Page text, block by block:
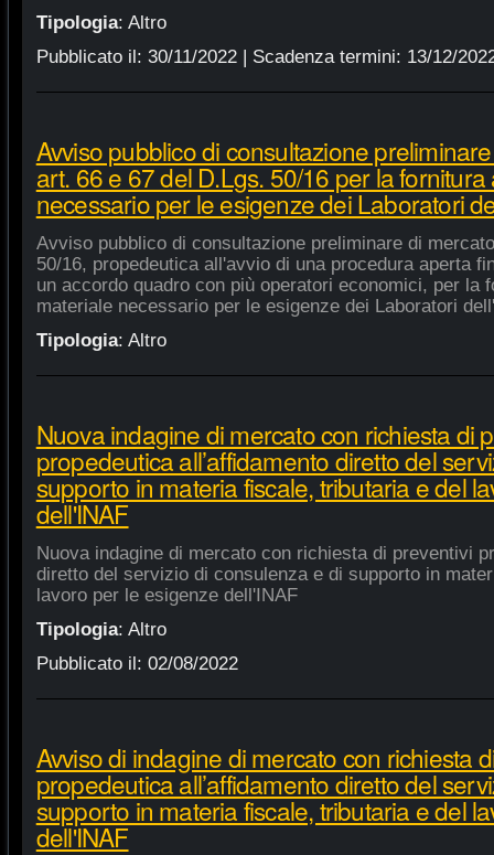
Tipologia: Altro
Pubblicato il: 30/11/2022| Scadenza termini: 13/12/
Avviso pubblico di consultazione
art. 66 e 67 del D.Lgs. 50/16 per la
necessario per le esigenze dei Laboratori
Avviso pubblico di consultazione preliminare di
50/16, propedeutica all'avvio di una procedura aperta
un accordo quadro con più operatori economici, per la
materiale necessario per le esigenze dei Laboratori
Tipologia: Altro
Nuova indagine di mercato con richiesta di
propedeutica all’affidamento diretto del
supporto in materia fiscale, tributaria e del
dell'INAF
Nuova indagine di mercato con richiesta di preventivi
diretto del servizio di consulenza e di supporto in
lavoro per le esigenze dell'INAF
Tipologia: Altro
Pubblicato il: 02/08/2022
Avviso di indagine di mercato con richiesta
propedeutica all’affidamento diretto del
supporto in materia fiscale, tributaria e del
dell'INAF